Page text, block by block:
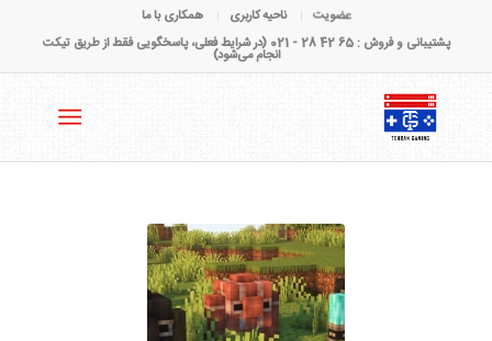
عضویت ناحیه کاربری
همکاری با ما
پشتیبانی و فروش : 65 42 28 - 021 (در شرایط فعلی، پاسخگویی فقط از طریق تیکت
انجام می‌شود)